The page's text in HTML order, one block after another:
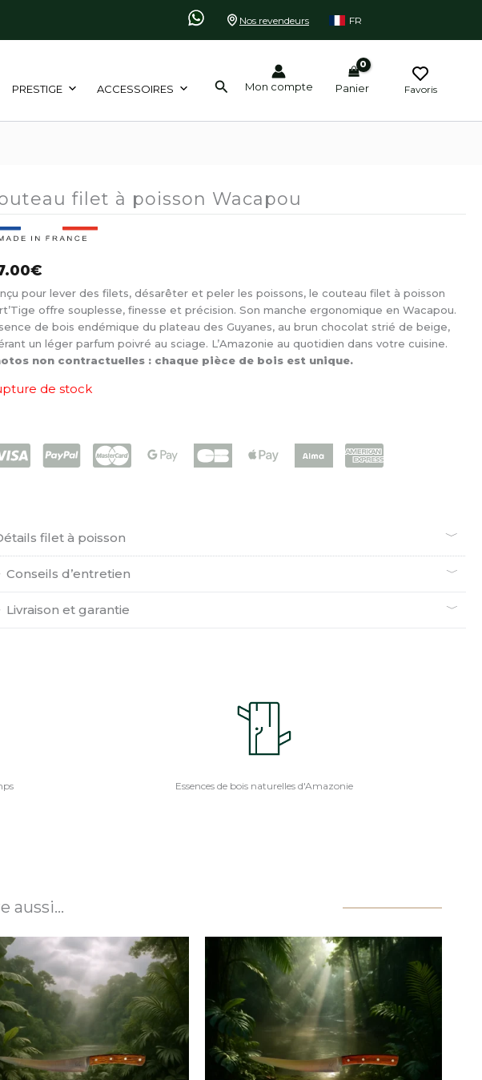
Nos revendeurs FR
PRESTIGE ACCESSOIRES Rechercher
Mon compte Panier Favoris
filet à poisson Wacapou
€
pour lever des filets, désarêter et peler les poissons, le couteau filet à poisson
offre souplesse, finesse et précision. Son manche ergonomique en Wacapou.
de bois endémique du plateau des Guyanes, au brun chocolat strié de beige,
un léger parfum poivré au sciage. L’Amazonie au quotidien dans votre cuisine.
non contractuelles : chaque pièce de bois est unique.
de stock
filet à poisson
Conseils d’entretien
Livraison et garantie
Essences de bois naturelles d'Amazonie
aussi…